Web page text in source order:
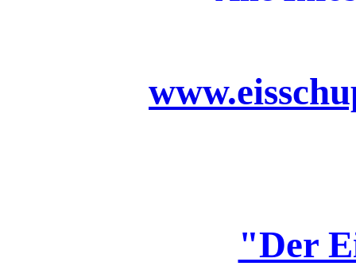
"Der